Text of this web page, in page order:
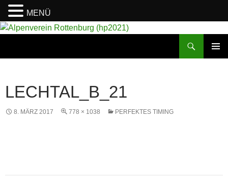
LECHTAL_B_21
8. MÄRZ 2017 778 × 1038 PERFEKTES TIMING
MENÜ